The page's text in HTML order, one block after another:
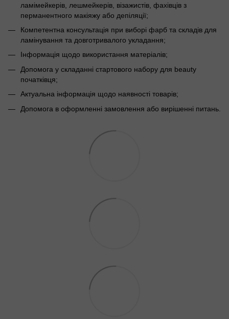
ламімейкерів, лешмейкерів, візажистів, фахівців з
перманентного макіяжу або депіляції;
Компетентна консультація при виборі фарб та складів для
ламінування та довготривалого укладання;
Інформація щодо використання матеріалів;
Допомога у складанні стартового набору для beauty
початківця;
Актуальна інформація щодо наявності товарів;
Допомога в оформленні замовлення або вирішенні питань.